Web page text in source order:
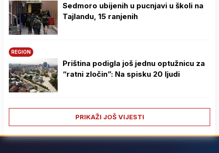
Sedmoro ubijenih u pucnjavi u školi na
Tajlandu, 15 ranjenih
REGION
Priština podigla još jednu optužnicu za
“ratni zločin”: Na spisku 20 ljudi
PRIKAŽI JOŠ VIJESTI